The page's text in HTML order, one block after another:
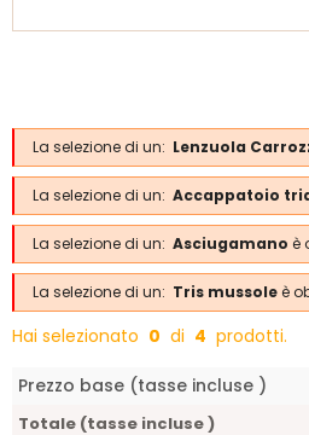
La selezione di un: Lenzuola
La selezione di un: Accappatoio
La selezione di un: Asciugamano è
La selezione di un: Tris mussoleè
Hai selezionato 0 di 4 prodotti.
Prezzo base (tasse incluse )
Totale (tasse incluse )